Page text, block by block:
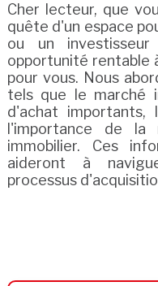
Cher lecteur, que
quête d'un espace
ou un investisseur
opportunité rentable
pour vous. Nous
tels que le marché
d'achat importants,
l'importance de la
immobilier. Ces
aideront à
processus